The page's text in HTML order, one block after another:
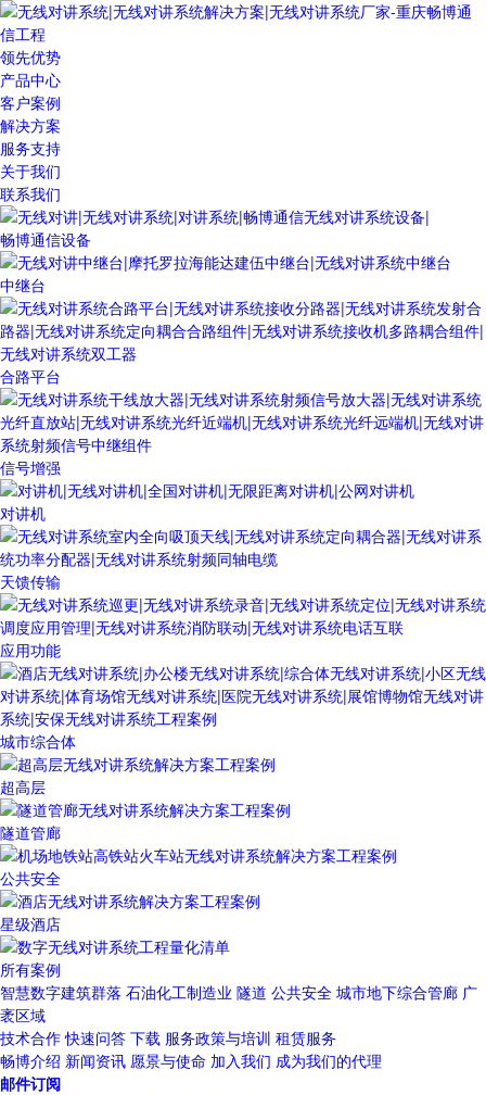
领先优势
产品中心
客户案例
解决方案
服务支持
关于我们
联系我们
畅博通信设备
中继台
合路平台
信号增强
对讲机
天馈传输
应用功能
城市综合体
超高层
隧道管廊
公共安全
星级酒店
所有案例
智慧数字建筑群落 石油化工制造业 隧道 公共安全 城市地下综合管廊 广
袤区域
技术合作 快速问答 下载 服务政策与培训 租赁服务
畅博介绍 新闻资讯 愿景与使命 加入我们 成为我们的代理
邮件订阅